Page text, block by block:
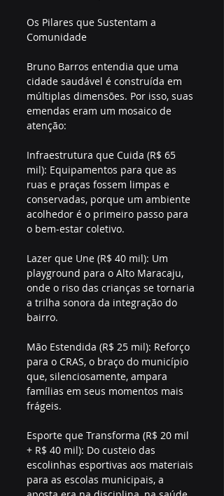
Os Pilares que Sustentam a
Comunidade
Bruno Barros entendia que uma
cidade saudável é construída em
múltiplas dimensões. Por isso, suas
emendas eram um mosaico de
atenção:
Infraestrutura que Cuida (R$ 65
mil): Equipamentos para que as
ruas e praças fossem limpas e
conservadas, porque um ambiente
acolhedor é o primeiro passo para
o bem-estar coletivo.
Lazer que Une (R$ 40 mil): Um
playground para o Alto Maracaju,
onde o riso das crianças se tornaria
a trilha sonora da integração do
bairro.
Mão Estendida (R$ 25 mil): Reforço
para o CRAS, o braço do município
que, silenciosamente, ampara
famílias em seus momentos mais
frágeis.
Esporte que Transforma (R$ 20 mil
+ R$ 40 mil): Do custeio das
escolinhas esportivas aos materiais
para as escolas municipais, a